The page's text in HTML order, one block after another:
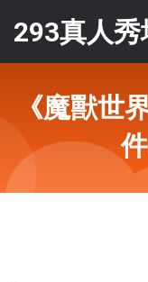
293真人
《魔獸世